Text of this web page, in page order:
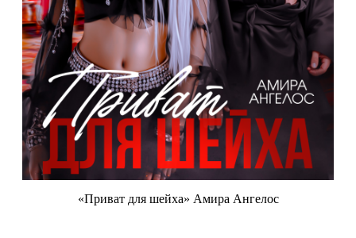
«Приват для шейха» Амира Ангелос